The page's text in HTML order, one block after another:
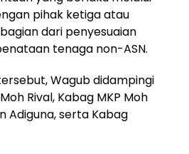
pihak ketiga atau
dari penyesuaian
tenaga non-ASN.
Wagub didampingi
Rival, Kabag MKP Moh
Adiguna, serta Kabag